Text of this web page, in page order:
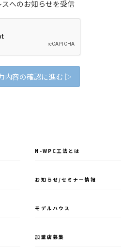
N-WPC⼯法とは
お知らせ/セミナー情報
モデルハウス
加盟店募集